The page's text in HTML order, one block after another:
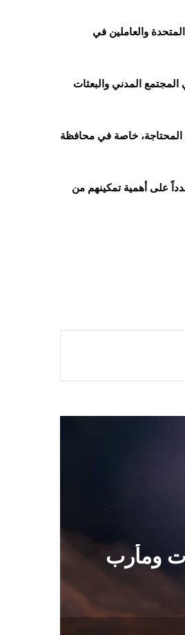
والعاملين في
المدني والبعثات
المحتاجة، خاصة في محافظة
على أهمية تمكينهم من
ومأرب